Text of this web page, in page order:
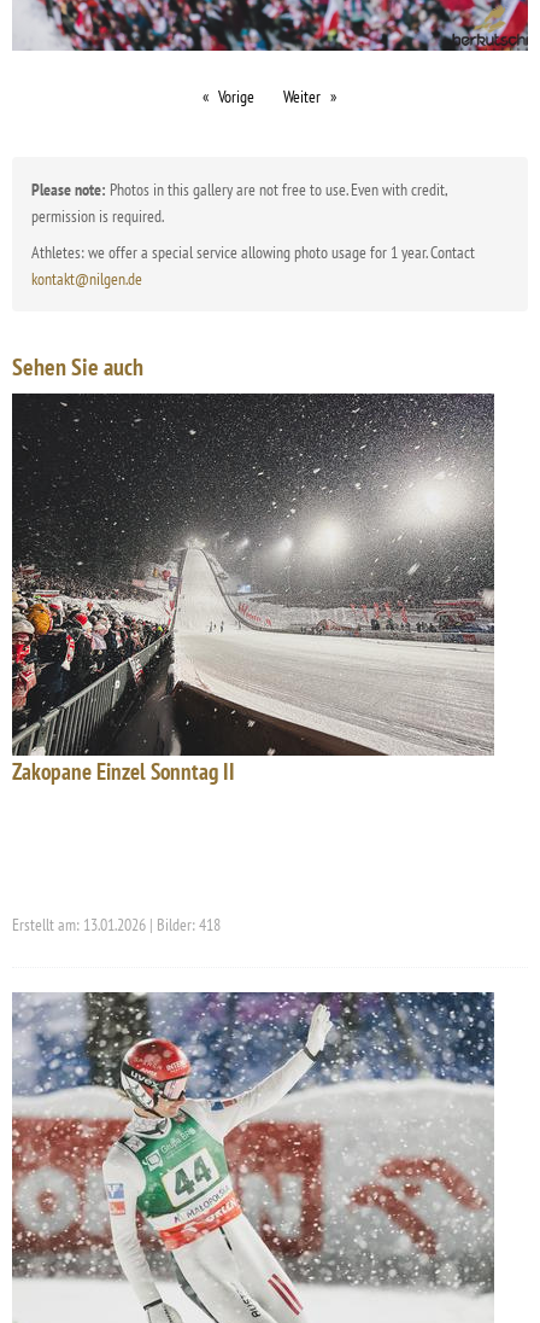
Vorige Weiter
Please note: Photos in this gallery are not free to use. Even with credit,
permission is required.
Athletes: we offer a special service allowing photo usage for 1 year. Contact
kontakt@nilgen.de
Sehen Sie auch
Zakopane Einzel Sonntag II
Erstellt am: 13.01.2026 | Bilder: 418